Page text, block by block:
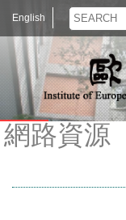
English
網路資源